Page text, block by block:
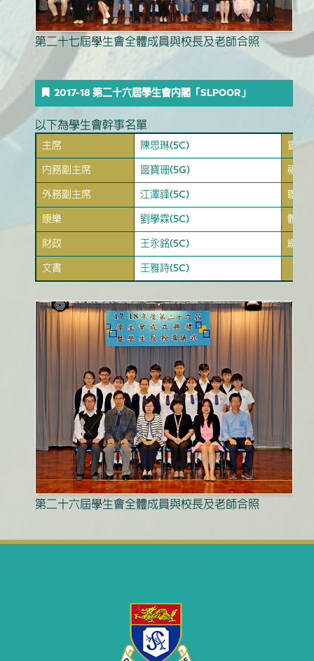
第二十七屆學生會全體成員與校長及老師合照
2017-18 第二十六屆學生會內閣「SLPOOR」
以下為學生會幹事名單
主席 陳思琳(5C) 宣傳
內務副主席 區寶珊(5G) 福利
外務副主席 江澤鋒(5C) 聯絡
康樂 劉學霖(5C) 體育
財政 王永銘(5C) 總務
文書 王雅詩(5C)
第二十六屆學生會全體成員與校長及老師合照